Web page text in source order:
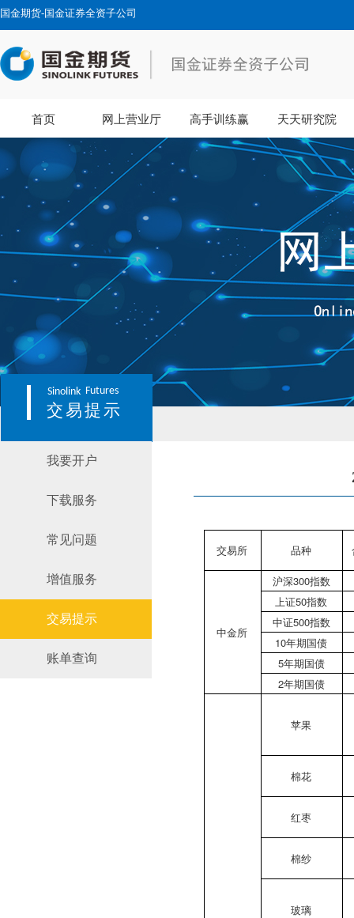
国金期货-国金证券全资子公司
首页 网上营业厅 高手训练赢 天天研究院
Sinolink Futures
交易提示
我要开户
下载服务
常见问题
增值服务
交易提示
账单查询
交易所 品种
中金所
沪深300指数
上证50指数
中证500指数
10年期国债
5年期国债
2年期国债
苹果
棉花
红枣
棉纱
玻璃